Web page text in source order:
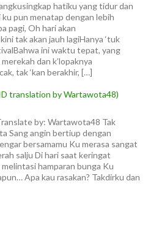
hatiku yang tidur dan
pun menatap dengan lebih
pagi, Oh hari akan
tak akan jauh lagiHanya ‘tuk
ini waktu tepat, yang
dan k’lopaknya
tak ‘kan berakhir, […]
translation by Wartawota48)
by: Wartawota48 Tak
Sang angin bertiup dengan
bersamamu Ku merasa sangat
salju Di hari saat keringat
hamparan bunga Ku
Apa kau rasakan? Takdirku dan